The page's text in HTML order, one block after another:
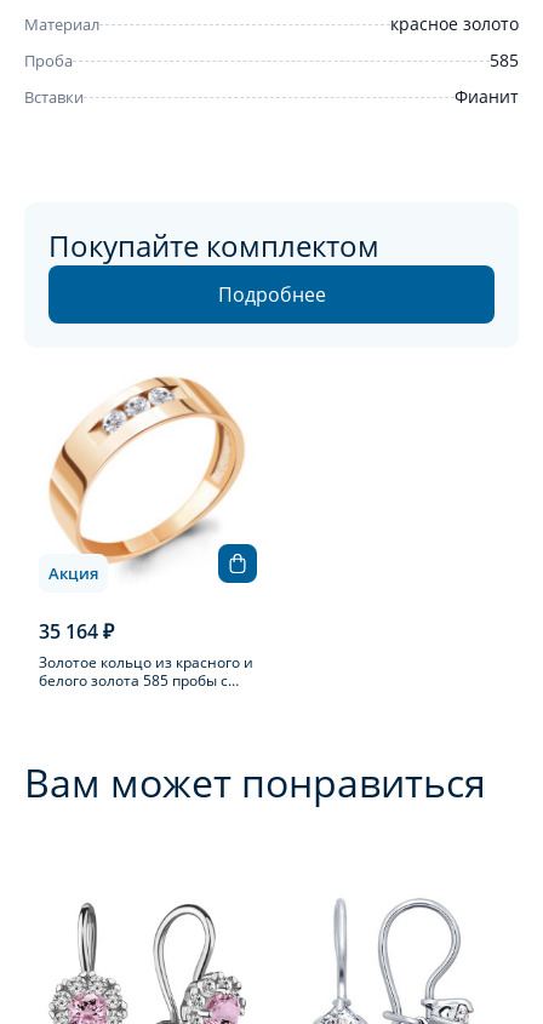
Материал красное золото
Проба 585
Вставки Фианит
Покупайте комплектом
Подробнее
35 164 ₽
Золотое кольцо из красного и
белого золота 585 пробы с
Акция
Вам может понравиться